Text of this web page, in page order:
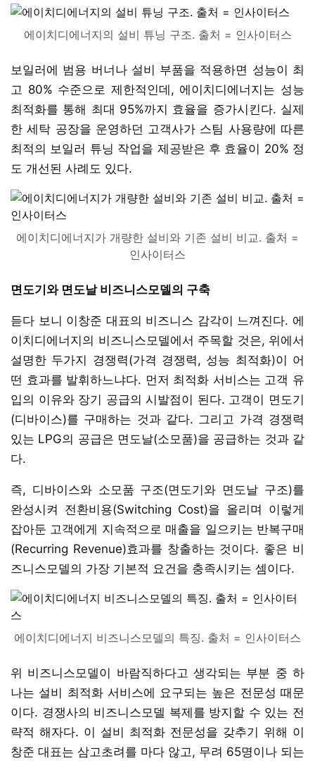
에이치디에너지의 설비 튜닝 구조. 출처 = 인사이터스
보일러에 범용 버너나 설비 부품을 적용하면 성능이 최
고 80% 수준으로 제한적인데, 에이치디에너지는 성능
최적화를 통해 최대 95%까지 효율을 증가시킨다. 실제
한 세탁 공장을 운영하던 고객사가 스팀 사용량에 따른
최적의 보일러 튜닝 작업을 제공받은 후 효율이 20% 정
도 개선된 사례도 있다.
에이치디에너지가 개량한 설비와 기존 설비 비교. 출처 =
인사이터스
면도기와 면도날 비즈니스모델의 구축
듣다 보니 이창준 대표의 비즈니스 감각이 느껴진다. 에
이치디에너지의 비즈니스모델에서 주목할 것은, 위에서
설명한 두가지 경쟁력(가격 경쟁력, 성능 최적화)이 어
떤 효과를 발휘하느냐다. 먼저 최적화 서비스는 고객 유
입의 이유와 장기 공급의 시발점이 된다. 고객이 면도기
(디바이스)를 구매하는 것과 같다. 그리고 가격 경쟁력
있는 LPG의 공급은 면도날(소모품)을 공급하는 것과 같
다.
즉, 디바이스와 소모품 구조(면도기와 면도날 구조)를
완성시켜 전환비용(Switching Cost)을 올리며 이렇게
잡아둔 고객에게 지속적으로 매출을 일으키는 반복구매
(Recurring Revenue)효과를 창출하는 것이다. 좋은 비
즈니스모델의 가장 기본적 요건을 충족시키는 셈이다.
에이치디에너지 비즈니스모델의 특징. 출처 = 인사이터스
위 비즈니스모델이 바람직하다고 생각되는 부분 중 하
나는 설비 최적화 서비스에 요구되는 높은 전문성 때문
이다. 경쟁사의 비즈니스모델 복제를 방지할 수 있는 전
략적 해자다. 이 설비 최적화 전문성을 갖추기 위해 이
창준 대표는 삼고초려를 마다 않고, 무려 65명이나 되는